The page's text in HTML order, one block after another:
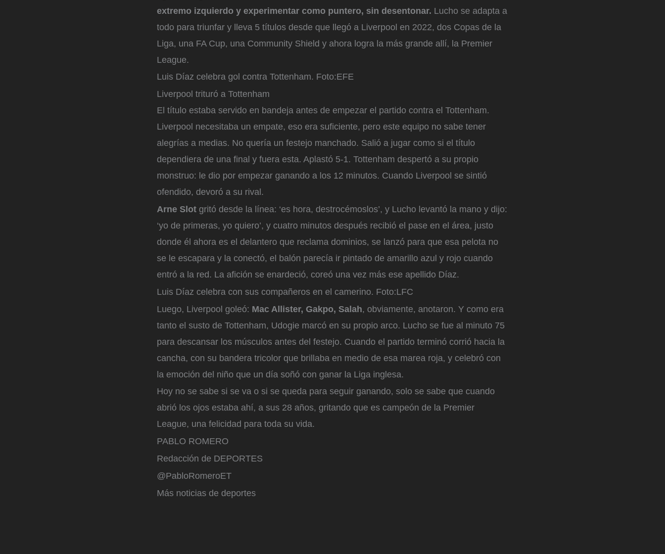
extremo izquierdo y experimentar como puntero, sin desentonar. Lucho se adapta a
todo para triunfar y lleva 5 títulos desde que llegó a Liverpool en 2022, dos Copas de la
Liga, una FA Cup, una Community Shield y ahora logra la más grande allí, la Premier
League.
Luis Díaz celebra gol contra Tottenham. Foto:EFE
Liverpool trituró a Tottenham
El título estaba servido en bandeja antes de empezar el partido contra el Tottenham.
Liverpool necesitaba un empate, eso era suficiente, pero este equipo no sabe tener
alegrías a medias. No quería un festejo manchado. Salió a jugar como si el título
dependiera de una final y fuera esta. Aplastó 5-1. Tottenham despertó a su propio
monstruo: le dio por empezar ganando a los 12 minutos. Cuando Liverpool se sintió
ofendido, devoró a su rival.
Arne Slot gritó desde la línea: ‘es hora, destrocémoslos’, y Lucho levantó la mano y dijo:
‘yo de primeras, yo quiero’, y cuatro minutos después recibió el pase en el área, justo
donde él ahora es el delantero que reclama dominios, se lanzó para que esa pelota no
se le escapara y la conectó, el balón parecía ir pintado de amarillo azul y rojo cuando
entró a la red. La afición se enardeció, coreó una vez más ese apellido Díaz.
Luis Díaz celebra con sus compañeros en el camerino. Foto:LFC
Luego, Liverpool goleó: Mac Allister, Gakpo, Salah, obviamente, anotaron. Y como era
tanto el susto de Tottenham, Udogie marcó en su propio arco. Lucho se fue al minuto 75
para descansar los músculos antes del festejo. Cuando el partido terminó corrió hacia la
cancha, con su bandera tricolor que brillaba en medio de esa marea roja, y celebró con
la emoción del niño que un día soñó con ganar la Liga inglesa.
Hoy no se sabe si se va o si se queda para seguir ganando, solo se sabe que cuando
abrió los ojos estaba ahí, a sus 28 años, gritando que es campeón de la Premier
League, una felicidad para toda su vida.
PABLO ROMERO
Redacción de DEPORTES
@PabloRomeroET
Más noticias de deportes